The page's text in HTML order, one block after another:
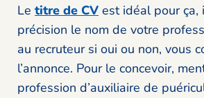
Le titre de CV est idéal pour ça,
précision le nom de votre
au recruteur si oui ou non, vous
l’annonce. Pour le concevoir,
profession d’auxiliaire de